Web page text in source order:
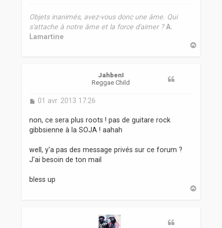
Objets inanimés, avez-vous donc une âme. Qui
s'attache à notre âme et la force d'aimer ? A.
Lamartine
JahbenI
Reggae Child
M
s
s
a
e
01 avr. 2013 17:26
non, ce sera plus roots ! pas de guitare rock
gibbsienne à la SOJA ! aahah
well, y'a pas des message privés sur ce forum ?
J'ai besoin de ton mail
bless up